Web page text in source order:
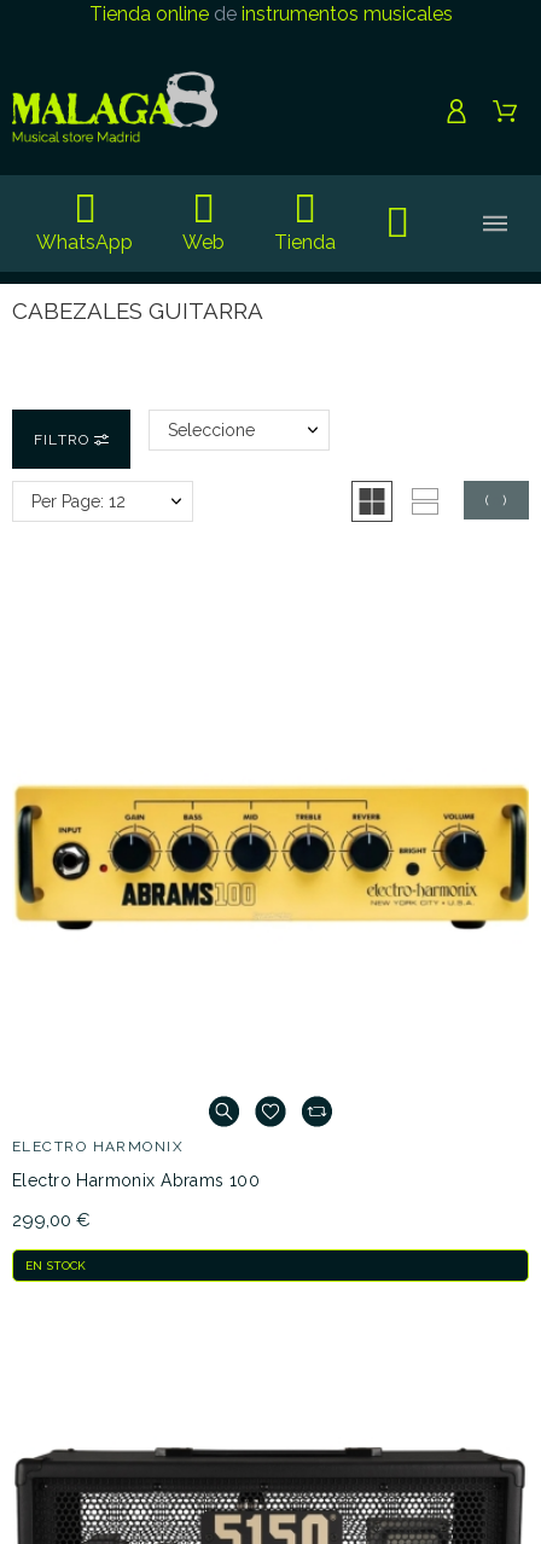
Tienda onlinede instrumentos musicales
WhatsApp Web Tienda
CABEZALES GUITARRA
FILTRO Seleccione
( )
Per Page: 12
ELECTRO HARMONIX
Electro Harmonix Abrams 100
299,00 €
EN STOCK